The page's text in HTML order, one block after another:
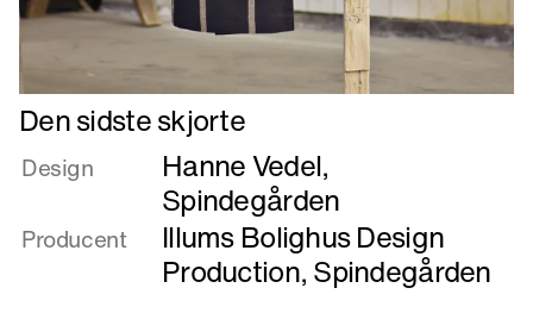
Læs
mere
om
skjorte
Den sidste skjorte
Design Hanne Vedel,
Spindegården
Producent
Illums Bolighus Design
Production,Spindegården